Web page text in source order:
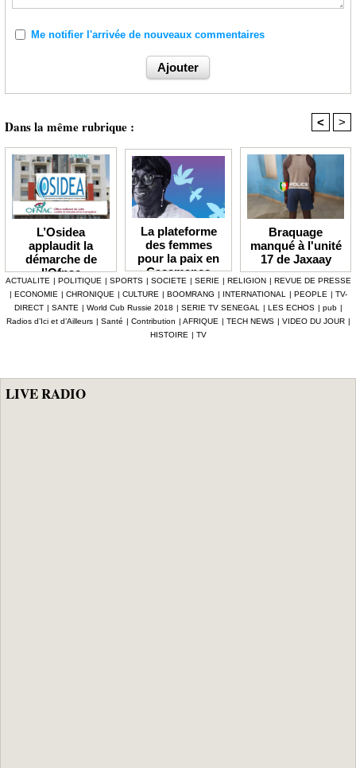
Me notifier l'arrivée de nouveaux commentaires
Dans la même rubrique : < >
L’Osidea
applaudit la
démarche de
l’Ofnac
La plateforme
des femmes
pour la paix en
Casamance
lauréate du Prix
Icip 2026
Braquage
manqué à l'unité
17 de Jaxaay
ACTUALITE | POLITIQUE | SPORTS | SOCIETE | SERIE | RELIGION | REVUE DE PRESSE
| ECONOMIE | CHRONIQUE | CULTURE | BOOMRANG | INTERNATIONAL | PEOPLE | TV-
DIRECT | SANTE | World Cub Russie 2018 | SERIE TV SENEGAL | LES ECHOS | pub |
Radios d’Ici et d’Ailleurs | Santé | Contribution | AFRIQUE | TECH NEWS | VIDEO DU JOUR |
HISTOIRE | TV
LIVE RADIO